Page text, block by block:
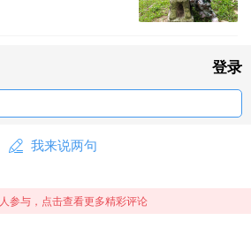
登录
我来说两句
人参与，点击查看更多精彩评论